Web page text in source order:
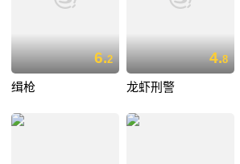
6.2
缉枪
4.8
龙虾刑警